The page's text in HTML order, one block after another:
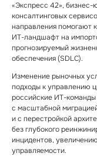
«Экспресс 42»,
консалтинговых
направления помогают
ИТ⁠-⁠ландшафт на
прогнозируемый
обеспечения (SDLC).
Изменение рыночных
подходы к управлению
российские ИТ⁠-⁠
с масштабной
и с перестройкой
без глубокого
инцидентов,
управляемости.